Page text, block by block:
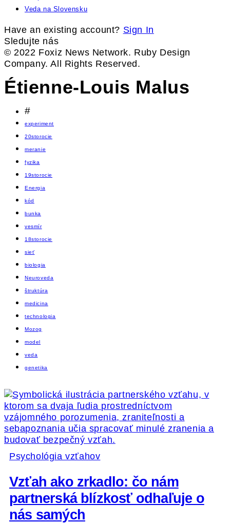
Veda na Slovensku
Have an existing account? Sign In
Sledujte nás
© 2022 Foxiz News Network. Ruby Design
Company. All Rights Reserved.
Étienne-Louis Malus
#
experiment
20storocie
meranie
fyzika
19storocie
Energia
kód
bunka
vesmír
18storocie
sieť
biologia
Neuroveda
štruktúra
medicina
technologia
Mozog
model
veda
genetika
Psychológia vzťahov
Vzťah ako zrkadlo: čo nám
partnerská blízkosť odhaľuje o
nás samých